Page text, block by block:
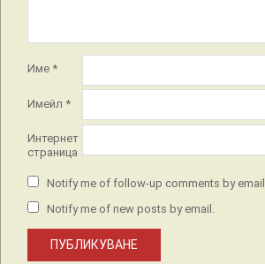
Име *
Имейл *
Интернет
страница
Notify me of follow-up comments by email.
Notify me of new posts by email.